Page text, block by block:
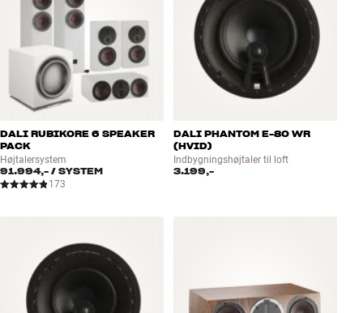
DALI RUBIKORE 6 SPEAKER
PACK
Højtalersystem
91.994,- / SYSTEM
173
DALI PHANTOM E-80 WR
(HVID)
Indbygningshøjtaler til loft
3.199,-